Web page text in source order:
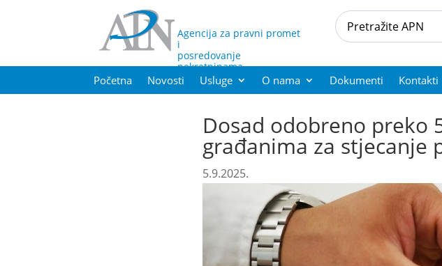
Agencija za pravni promet
i
posredovanje
nekretninama
Početna Novosti Usluge O nama Dokumenti Kontakti
Dosad odobreno preko
građanima za stjecanje
5.9.2025.